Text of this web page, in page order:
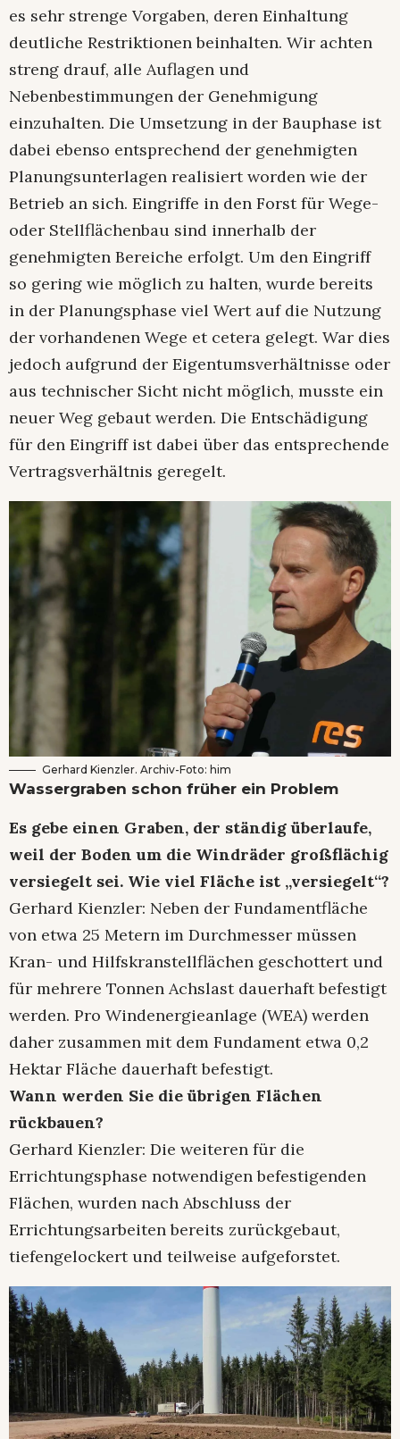
es sehr strenge Vorgaben, deren Einhaltung
deutliche Restriktionen beinhalten. Wir achten
streng drauf, alle Auflagen und
Nebenbestimmungen der Genehmigung
einzuhalten. Die Umsetzung in der Bauphase ist
dabei ebenso entsprechend der genehmigten
Planungsunterlagen realisiert worden wie der
Betrieb an sich. Eingriffe in den Forst für Wege-
oder Stellflächenbau sind innerhalb der
genehmigten Bereiche erfolgt. Um den Eingriff
so gering wie möglich zu halten, wurde bereits
in der Planungsphase viel Wert auf die Nutzung
der vorhandenen Wege et cetera gelegt. War dies
jedoch aufgrund der Eigentumsverhältnisse oder
aus technischer Sicht nicht möglich, musste ein
neuer Weg gebaut werden. Die Entschädigung
für den Eingriff ist dabei über das entsprechende
Vertragsverhältnis geregelt.
Gerhard Kienzler. Archiv-Foto: him
Wassergraben schon früher ein Problem
Es gebe einen Graben, der ständig überlaufe,
weil der Boden um die Windräder großflächig
versiegelt sei. Wie viel Fläche ist „versiegelt“?
Gerhard Kienzler: Neben der Fundamentfläche
von etwa 25 Metern im Durchmesser müssen
Kran- und Hilfskranstellflächen geschottert und
für mehrere Tonnen Achslast dauerhaft befestigt
werden. Pro Windenergieanlage (WEA) werden
daher zusammen mit dem Fundament etwa 0,2
Hektar Fläche dauerhaft befestigt.
Wann werden Sie die übrigen Flächen
rückbauen?
Gerhard Kienzler: Die weiteren für die
Errichtungsphase notwendigen befestigenden
Flächen, wurden nach Abschluss der
Errichtungsarbeiten bereits zurückgebaut,
tiefengelockert und teilweise aufgeforstet.